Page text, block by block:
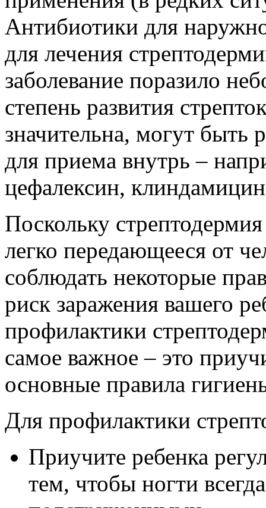
Антибиотики для
для лечения
заболевание поразило
степень развития
значительна, могут быть
для приема внутрь –
цефалексин,
Поскольку
легко передающееся от
соблюдать некоторые
риск заражения вашего
профилактики
самое важное – это
основные правила
Для профилактики
Приучите ребенка
тем, чтобы ногти